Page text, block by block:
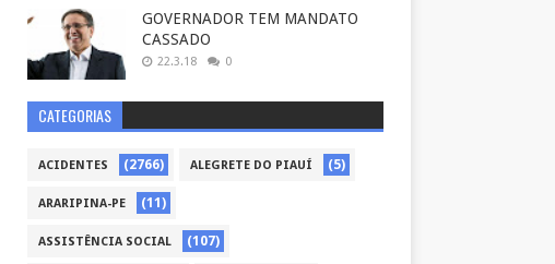
GOVERNADOR TEM MANDATO
CASSADO
22.3.18 0
CATEGORIAS
ACIDENTES (2766) ALEGRETE DO PIAUÍ (5)
ARARIPINA-PE (11)
ASSISTÊNCIA SOCIAL (107)